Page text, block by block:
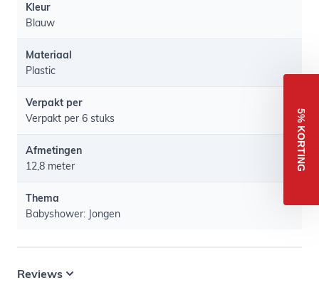
Kleur
Blauw
Materiaal
Plastic
Verpakt per
Verpakt per 6 stuks
Afmetingen
12,8 meter
Thema
Babyshower: Jongen
Reviews
5% KORTING